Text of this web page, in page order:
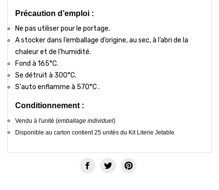
Précaution d’emploi :
Ne pas utiliser pour le portage.
A stocker dans l’emballage d’origine, au sec, à l’abri de la
chaleur et de l’humidité.
Fond à 165°C.
Se détruit à 300°C.
S'auto enflamme à 570°C .
Conditionnement :
Vendu à l'unité (emballage individuel)
Disponible au carton contient 25 unités du Kit Literie Jetable